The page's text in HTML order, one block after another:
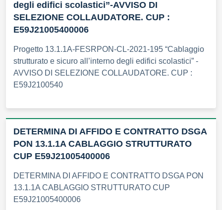
degli edifici scolastici”-AVVISO DI
SELEZIONE COLLAUDATORE. CUP :
E59J21005400006
Progetto 13.1.1A-FESRPON-CL-2021-195 “Cablaggio
strutturato e sicuro all’interno degli edifici scolastici” -
AVVISO DI SELEZIONE COLLAUDATORE. CUP :
E59J2100540
DETERMINA DI AFFIDO E CONTRATTO DSGA
PON 13.1.1A CABLAGGIO STRUTTURATO
CUP E59J21005400006
DETERMINA DI AFFIDO E CONTRATTO DSGA PON
13.1.1A CABLAGGIO STRUTTURATO CUP
E59J21005400006